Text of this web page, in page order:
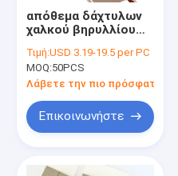
απόθεμα δάχτυλων
χαλκού βηρυλλίου
προστατευτικών
καλυμμάτων 610mm
ESD EMI RFI νικέλινο
Τιμή:USD 3.19-19.5 per PC
MOQ:50PCS
Λάβετε την πιο πρόσφατη
Επικοινωνήστε